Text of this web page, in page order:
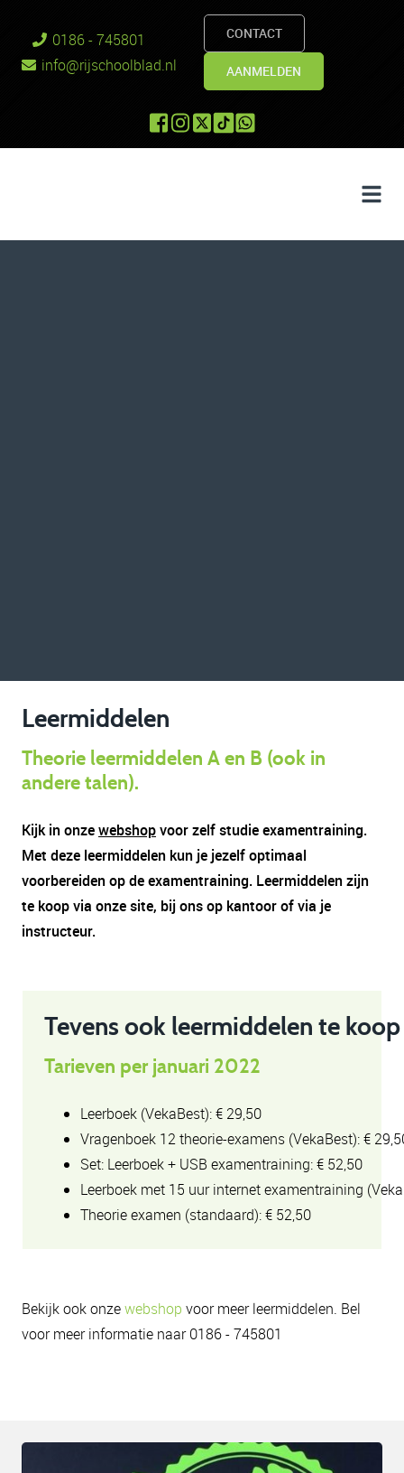
0186 - 745801
info@rijschoolblad.nl
CONTACT
AANMELDEN
Leermiddelen
Theorie leermiddelen A en B (ook in
andere talen).
Kijk in onzewebshopvoor zelf studie examentraining.
Met deze leermiddelen kun je jezelf optimaal
voorbereiden op de examentraining. Leermiddelen zijn
te koop via onze site, bij ons op kantoor of via je
instructeur.
Tevens ook leermiddelen te
Tarieven per januari 2022
Leerboek (VekaBest): € 29,50
Vragenboek 12 theorie-examens (VekaBest): €
Set: Leerboek + USB examentraining: € 52,50
Leerboek met 15 uur internet examentraining
Theorie examen (standaard): € 52,50
Bekijk ook onzewebshop voor meer leermiddelen. Bel
voor meer informatie naar 0186 - 745801